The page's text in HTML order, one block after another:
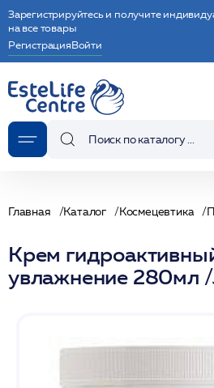
Зарегистрируйтесь и получите
на все товары
РегистрацияВойти
Главная Каталог Космецевтика
Крем
увлажнение 280мл